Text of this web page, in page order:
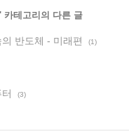
' 카테고리의 다른 글
반도체 - 미래편 (1)
(3)